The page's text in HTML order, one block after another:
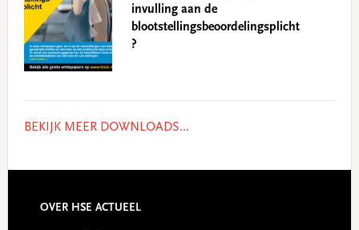
invulling aan de
blootstellingsbeoordelingsplicht
?
BEKIJK MEER DOWNLOADS...
Footer
OVER HSE ACTUEEL